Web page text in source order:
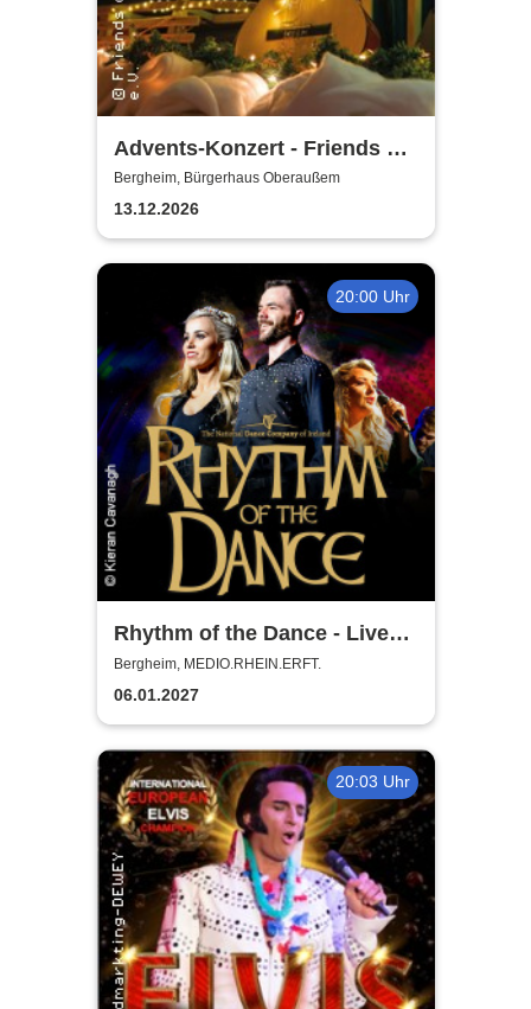
Advents-Konzert - Friends of
Music Oberaussem
Bergheim, Bürgerhaus Oberaußem
13.12.2026
20:00 Uhr
Rhythm of the Dance - Live
2027
Bergheim, MEDIO.RHEIN.ERFT.
06.01.2027
20:03 Uhr